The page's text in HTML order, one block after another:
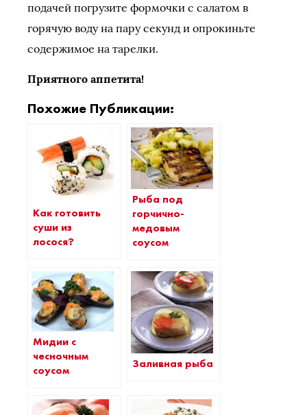
подачей погрузите формочки с салатом в
горячую воду на пару секунд и опрокиньте
содержимое на тарелки.
Приятного аппетита!
Похожие Публикации:
Как готовить
суши из
лосося?
Рыба под
горчично-
медовым
соусом
Мидии с
чесночным
соусом
Заливная рыба